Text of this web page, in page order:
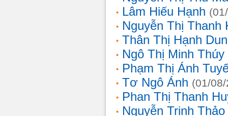
Lâm Hiếu Hạnh
Nguyễn Thị Thanh
Thân Thị Hạnh
Ngô Thị Minh Thúy
Phạm Thị Ánh
Tơ Ngô Ánh (01/
Phan Thị Thanh
Nguyễn Trịnh